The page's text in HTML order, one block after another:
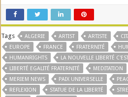
Tags ALGERIE ARTIST ARTISTE
EUROPE
FRANCE FRATERNITÉ
HUMANRIGHTS
LA NOUVELLE LIBERTÉ
LIBERTÉ EGALITÉ FRATERNITÉ
MEDITATION
MERIEM NEWS
PAIX UNIVERSELLE
REFLEXION
STATUE DE LA LIBERTÉ